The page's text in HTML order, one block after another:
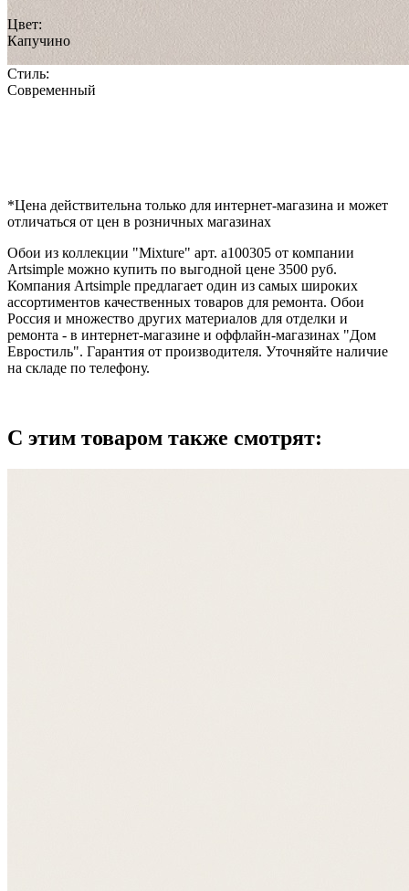
Цвет:
Капучино
Стиль:
Современный
*Цена действительна только для интернет-магазина и может
отличаться от цен в розничных магазинах
Обои из коллекции "Mixture" арт. a100305 от компании
Artsimple можно купить по выгодной цене 3500 руб.
Компания Artsimple предлагает один из самых широких
ассортиментов качественных товаров для ремонта. Обои
Россия и множество других материалов для отделки и
ремонта - в интернет-магазине и оффлайн-магазинах "Дом
Евростиль". Гарантия от производителя. Уточняйте наличие
на складе по телефону.
С этим товаром также смотрят: